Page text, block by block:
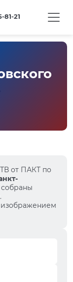
81-21
от ПАКТ по
изображением